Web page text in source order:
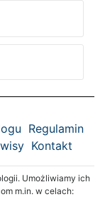
Regulamin
Kontakt
Umożliwiamy ich
m.in. w celach: